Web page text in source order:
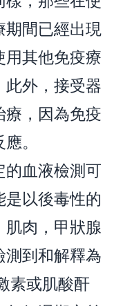
期間已經出現
其他免疫療
外，接受器
，因為免疫
。
血液檢測可
以後毒性的
肉，甲狀腺
到和解釋為
素或肌酸酐